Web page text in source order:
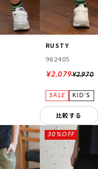
RUSTY
962405
¥2,970
¥2,079
比較する
30%OFF